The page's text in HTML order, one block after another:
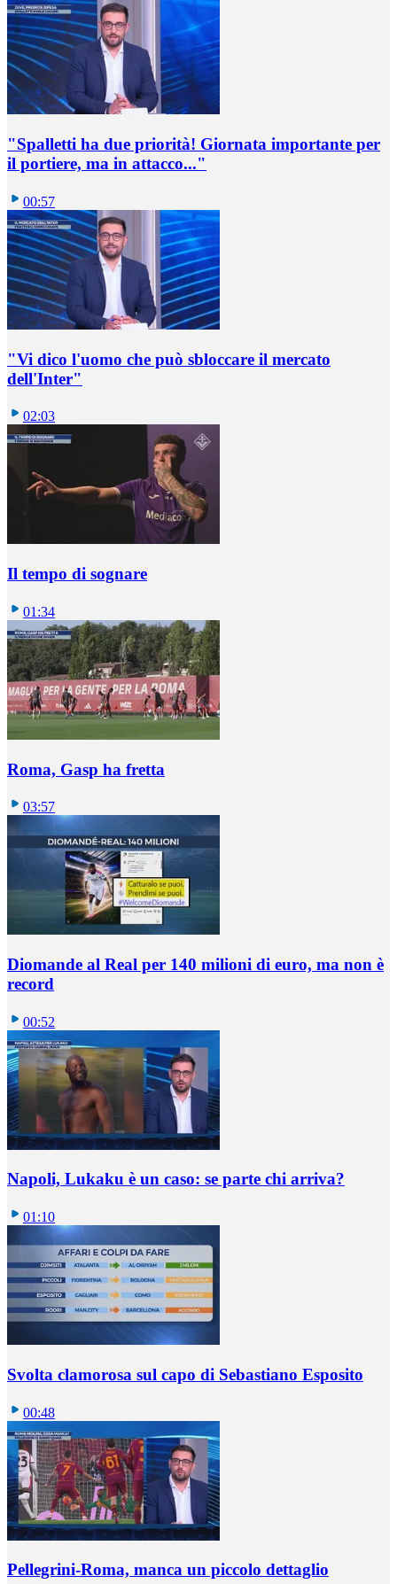
"Spalletti ha due priorità! Giornata importante per
il portiere, ma in attacco..."
00:57
"Vi dico l'uomo che può sbloccare il mercato
dell'Inter"
02:03
Il tempo di sognare
01:34
Roma, Gasp ha fretta
03:57
Diomande al Real per 140 milioni di euro, ma non è
record
00:52
Napoli, Lukaku è un caso: se parte chi arriva?
01:10
Svolta clamorosa sul capo di Sebastiano Esposito
00:48
Pellegrini-Roma, manca un piccolo dettaglio